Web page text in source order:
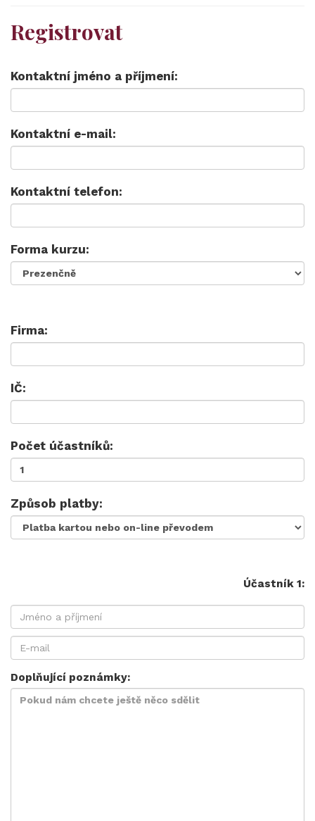
Registrovat
Kontaktní jméno a příjmení:
Kontaktní e-mail:
Kontaktní telefon:
Forma kurzu:
Firma:
IČ:
Počet účastníků:
Způsob platby:
Účastník 1:
Doplňující poznámky: